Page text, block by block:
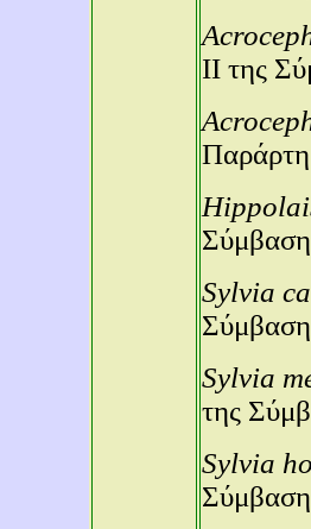
ΙΙ της
Sylvia
Sylvia
της
Sylvia